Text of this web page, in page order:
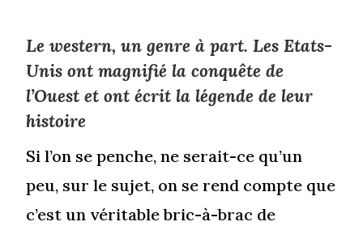
Le western, un genre à part. Les Etats-
Unis ont magnifié la conquête de
l’Ouest et ont écrit la légende de leur
histoire
Si l’on se penche, ne serait-ce qu’un
peu, sur le sujet, on se rend compte que
c’est un véritable bric-à-brac de